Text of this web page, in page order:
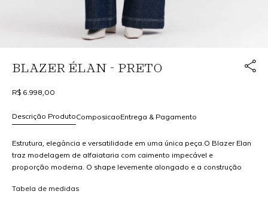
BLAZER ÉLAN - PRETO
Link
R$ 6.998,00
Composicao
Descrição Produto Entrega & Pagamento
Estrutura, elegância e versatilidade em uma única peça.O Blazer Elan
traz modelagem de alfaiataria com caimento impecável e
proporção moderna. O shape levemente alongado e a construção
sofisticadas com facilidade.Ideal para usar como terceira peça em
Tabela de medidas